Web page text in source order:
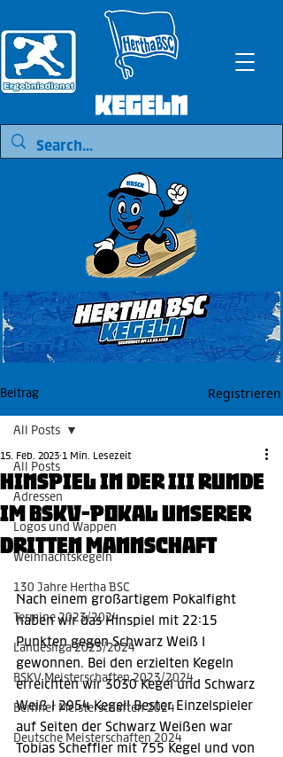
Beitrag Registrieren
All Posts
Adressen
Logos und Wappen
Weihnachtskegeln
130 Jahre Hertha BSC
Termine 2023/2024
Landesliga 2023/2024
BSKV Meisterschaften 2023/2024
Berliner Meisterschaften 2024
Deutsche Meisterschaften 2024
All Posts
Hinspiel in der III Runde
im BSKV-Pokal unserer
Dritten Mannschaft
15. Feb. 2023 1 Min. Lesezeit
Nach einem großartigem Pokalfight
haben wir das Hinspiel mit 22:15
Punkten gegen Schwarz Weiß I
gewonnen. Bei den erzielten Kegeln
erreichten wir 3030 Kegel und Schwarz
Weiß I 2954 Kegel! Bester Einzelspieler
auf Seiten der Schwarz Weißen war
Tobias Scheffler mit 755 Kegel und von